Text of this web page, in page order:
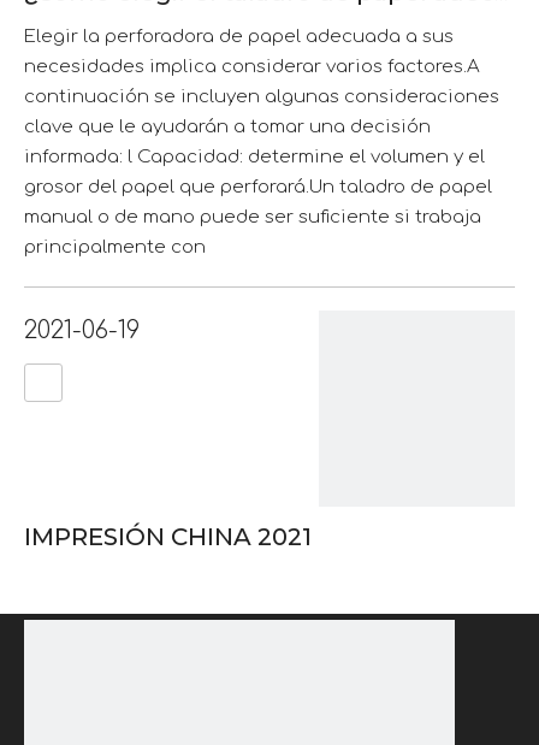
Elegir la perforadora de papel adecuada a sus
necesidades implica considerar varios factores.A
continuación se incluyen algunas consideraciones
clave que le ayudarán a tomar una decisión
informada: l Capacidad: determine el volumen y el
grosor del papel que perforará.Un taladro de papel
manual o de mano puede ser suficiente si trabaja
principalmente con
2021-06-19
IMPRESIÓN CHINA 2021
Tecnología de Impresión de Beijing (CHINA PRINT